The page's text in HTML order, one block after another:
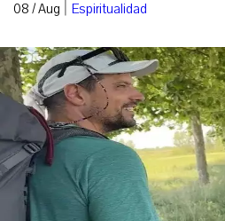
08 / Aug | Espiritualidad